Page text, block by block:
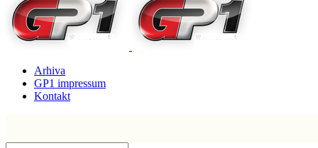
Arhiva
GP1 impressum
Kontakt